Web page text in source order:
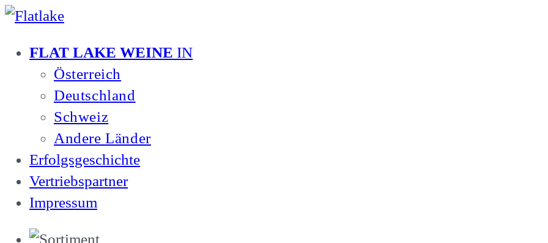
Zum
springen
FLAT LAKE WEINE IN
Österreich
Deutschland
Schweiz
Andere Länder
Erfolgsgeschichte
Vertriebspartner
Impressum